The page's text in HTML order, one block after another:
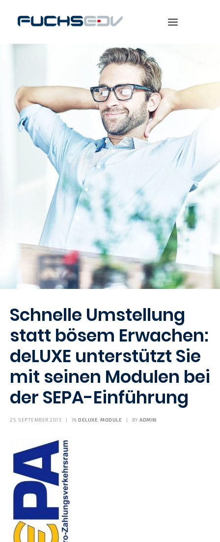
ONLINESHOP
BERATUNG
NEWS
UNTERNEHMEN
KARRIERE
SEARCH
Schnelle Umstellung
statt bösem Erwachen:
deLUXE unterstützt Sie
mit seinen Modulen bei
der SEPA-Einführung
25. SEPTEMBER 2013 | IN DELUXE MODULE | BY ADMIN